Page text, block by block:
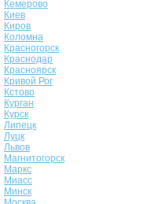
Кемерово
Киев
Киров
Коломна
Красногорск
Краснодар
Красноярск
Кривой Рог
Кстово
Курган
Курск
Липецк
Луцк
Львов
Магнитогорск
Маркс
Миасс
Минск